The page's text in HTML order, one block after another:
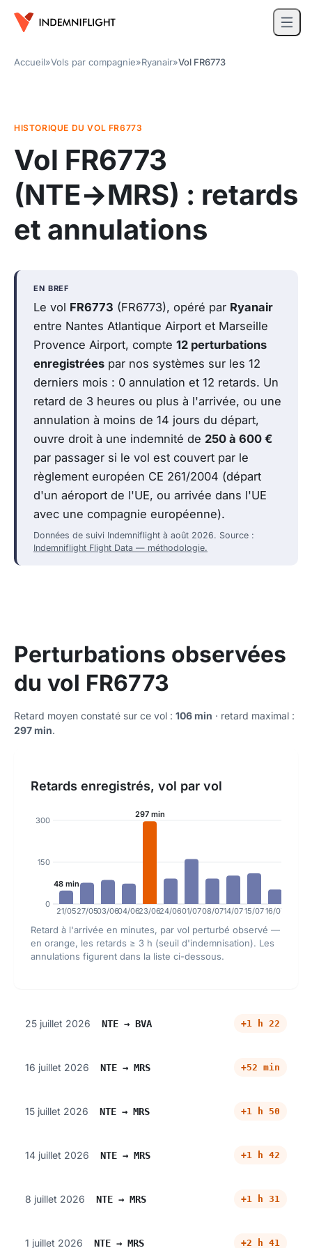
Accueil»Vols par compagnie»Ryanair»Vol FR6773
HISTORIQUE DU VOL FR6773
Vol FR6773
(NTE→MRS) : retards
et annulations
EN BREF
Le vol FR6773 (FR6773), opéré par Ryanair
entre Nantes Atlantique Airport et Marseille
Provence Airport, compte 12 perturbations
enregistrées par nos systèmes sur les 12
derniers mois : 0 annulation et 12 retards. Un
retard de 3 heures ou plus à l'arrivée, ou une
annulation à moins de 14 jours du départ,
ouvre droit à une indemnité de 250 à 600 €
par passager si le vol est couvert par le
règlement européen CE 261/2004 (départ
d'un aéroport de l'UE, ou arrivée dans l'UE
avec une compagnie européenne).
Données de suivi Indemniflight à août 2026. Source :
Indemniflight Flight Data — méthodologie.
Perturbations observées
du vol FR6773
Retard moyen constaté sur ce vol : 106 min · retard maximal :
297 min.
Retards enregistrés, vol par vol
0
150
300
48 min
21/0527/0503/0604/06
297 min
23/0624/0601/0708/0714/0715/0716/07
Retard à l'arrivée en minutes, par vol perturbé observé —
en orange, les retards ≥ 3 h (seuil d'indemnisation). Les
annulations figurent dans la liste ci-dessous.
25 juillet 2026 NTE → BVA +1 h 22
16 juillet 2026 NTE → MRS +52 min
15 juillet 2026 NTE → MRS +1 h 50
14 juillet 2026 NTE → MRS +1 h 42
8 juillet 2026 NTE → MRS +1 h 31
1 juillet 2026 NTE → MRS +2 h 41